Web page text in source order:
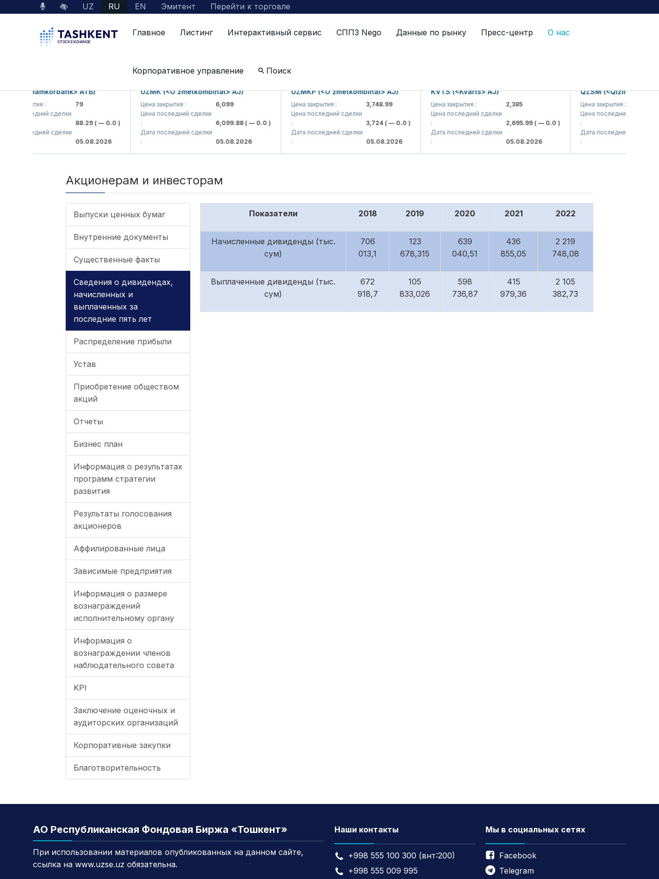
UZ RU EN Эмитент Перейти к торговле
Главное Листинг Интерактивный сервис СППЗ Nego Данные по рынку Пресс-центр О нас
Корпоративное управление Поиск
Сведения о дивидендах, начисленных и выплаченных за последние пять лет
(<Hamkorbank> ATB)
закрытия :
79
последний сделки
88.29( — 0.0 )
последней сделки
05.08.2026
UZMK (<O'zmetkombinat> AJ)
Цена закрытия :
6,099
Цена последний сделки
6,099.88( — 0.0 )
Дата последней сделки
05.08.2026
UZMKP (<O'zmetkombinat> AJ)
Цена закрытия :
3,748.99
Цена последний сделки
3,724( — 0.0 )
Дата последней сделки
05.08.2026
KVTS (<Kvarts> AJ)
Цена закрытия :
2,385
Цена последний сделки
2,695.99( — 0.0 )
Дата последней сделки
05.08.2026
QZSM
Цена закрытия :
Цена последний сделки
Дата последней сделки
Акционерам и инвесторам
Выпуски ценных бумаг
Внутренние документы
Существенные факты
Сведения о дивидендах,
начисленных и
выплаченных за
последние пять лет
Распределение прибыли
Устав
Приобретение обществом
акций
Отчеты
Бизнес план
Информация о результатах
программ стратегии
развития
Результаты голосования
акционеров
Аффилированные лица
Зависимые предприятия
Информация о размере
вознаграждений
исполнительному органу
Информация о
вознаграждении членов
наблюдательного совета
KPI
Заключение оценочных и
аудиторских организаций
Корпоративные закупки
Благотворительность
Показатели 2018 2019 2020 2021 2022
Начисленные дивиденды (тыс.
сум)
706
013,1
123
678,315
639
040,51
436
855,05
2 219
748,08
Выплаченные дивиденды (тыс.
сум)
672
918,7
105
833,026
598
736,87
415
979,36
2 105
382,73
АО Республиканская Фондовая Биржа «Тошкент»
При использовании материалов опубликованных на данном сайте,
ссылка на www.uzse.uz обязательна.
Наши контакты
+998 555 100 300 (внт:200)
+998 555 009 995
Мы в социальных сетях
Facebook
Telegram